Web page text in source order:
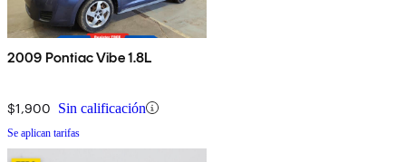
2009 Pontiac Vibe 1.8L
$1,900 Sin calificación
Se aplican tarifas